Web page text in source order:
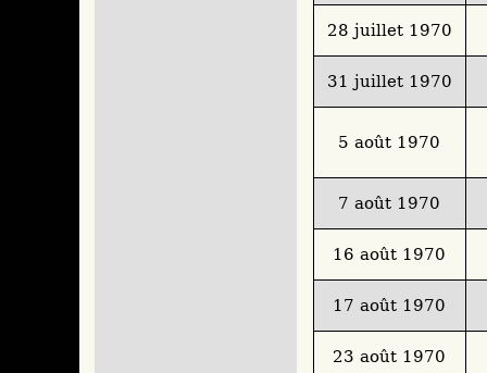
28 juillet 1970
31 juillet 1970
5 août 1970
7 août 1970
16 août 1970
17 août 1970
23 août 1970